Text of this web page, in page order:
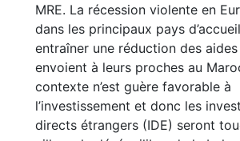
MRE. La récession violente en
dans les principaux pays
entraîner une réduction des aides
envoient à leurs proches au
contexte n’est guère favorable à
l’investissement et donc les
directs étrangers (IDE) seront